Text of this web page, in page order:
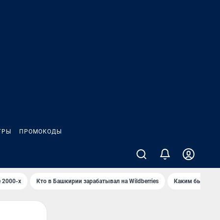
ПРОМОКОДЫ
2000-х Кто в Башкирии зарабатывал на Wildberries Каким было